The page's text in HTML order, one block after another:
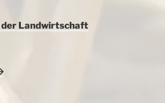
Landwirtschaft